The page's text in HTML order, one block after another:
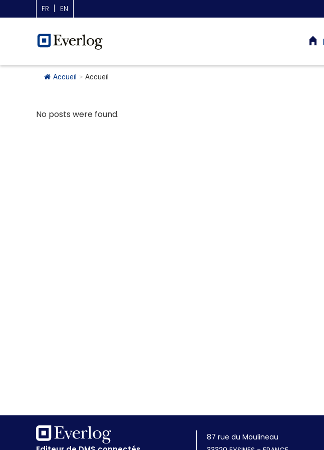
FR EN
Accueil > Accueil
No posts were found.
87 rue du Moulineau